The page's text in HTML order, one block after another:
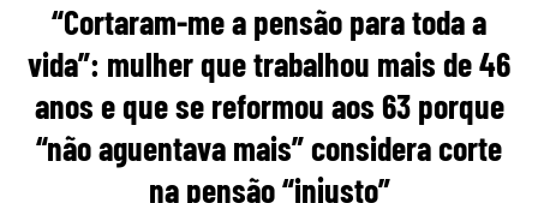
“Cortaram-me a pensão para toda a
vida”: mulher que trabalhou mais de 46
anos e que se reformou aos 63 porque
“não aguentava mais” considera corte
na pensão “injusto”